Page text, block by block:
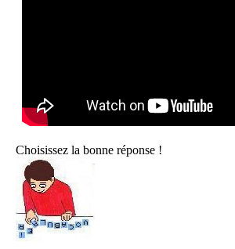
Choisissez la bonne réponse !